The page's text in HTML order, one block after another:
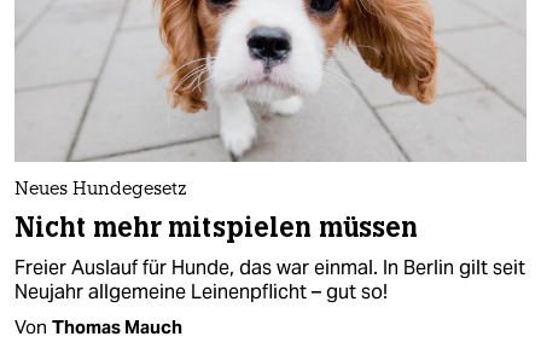
Neues Hundegesetz
Nicht mehr mitspielen müssen
Freier Auslauf für Hunde, das war einmal. In Berlin gilt seit
Neujahr allgemeine Leinenpflicht – gut so!
Von Thomas Mauch